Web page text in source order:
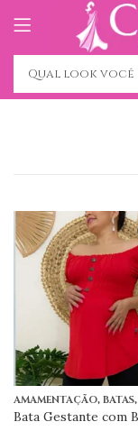
AMAMENTAÇÃO, BATAS,